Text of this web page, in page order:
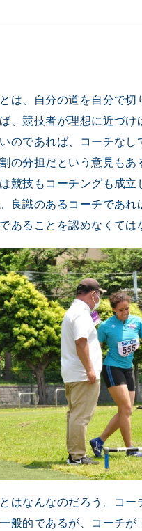
は、自分の道を自分で
、競技者が理想に近づ
のであれば、コーチな
の分担だという意見も
競技もコーチングも成
良識のあるコーチであ
あることを認めなくては
はなんなのだろう。コ
般的であるが、コーチ